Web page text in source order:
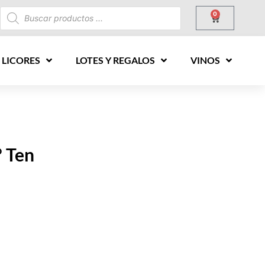
0
LOTES Y REGALOS VINOS
Ten